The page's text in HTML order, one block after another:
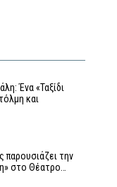
Ένα «Ταξίδι
και
παρουσιάζει την
στο Θέατρο…